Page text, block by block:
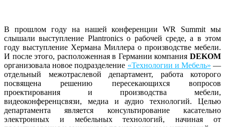
В прошлом году на нашей конференции WR Summit мы
слышали выступление Plantronics о рабочей среде, а в этом
году выступление Хермана Миллера о производстве мебели.
И после этого, расположенная в Германии компания DEKOM
организовала новое подразделение «Технологии и Мебель» —
отдельный межотраслевой департамент, работа которого
посвящена решению пересекающихся вопросов
проектирования и производства мебели,
видеоконференцсвязи, медиа и аудио технологий. Целью
департамента является консультирование касательно
электронных и мебельных технологий, начиная от